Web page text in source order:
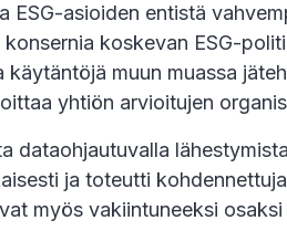
asioiden entistä
koskevan ESG-
muun muassa
yhtiön arvioitujen
dataohjautuvalla
ja toteutti
myös vakiintuneeksi